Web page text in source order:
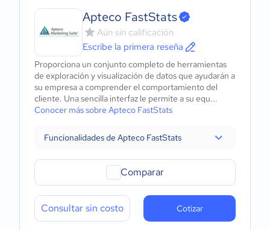
Apteco FastStats
Aún sin calificación
Escribe la primera reseña
Proporciona un conjunto completo de herramientas
de exploración y visualización de datos que ayudarán a
su empresa a comprender el comportamiento del
cliente. Una sencilla interfaz le permite a su equ...
Conocer más sobre Apteco FastStats
Funcionalidades de Apteco FastStats
Comparar
Consultar sin costo Cotizar